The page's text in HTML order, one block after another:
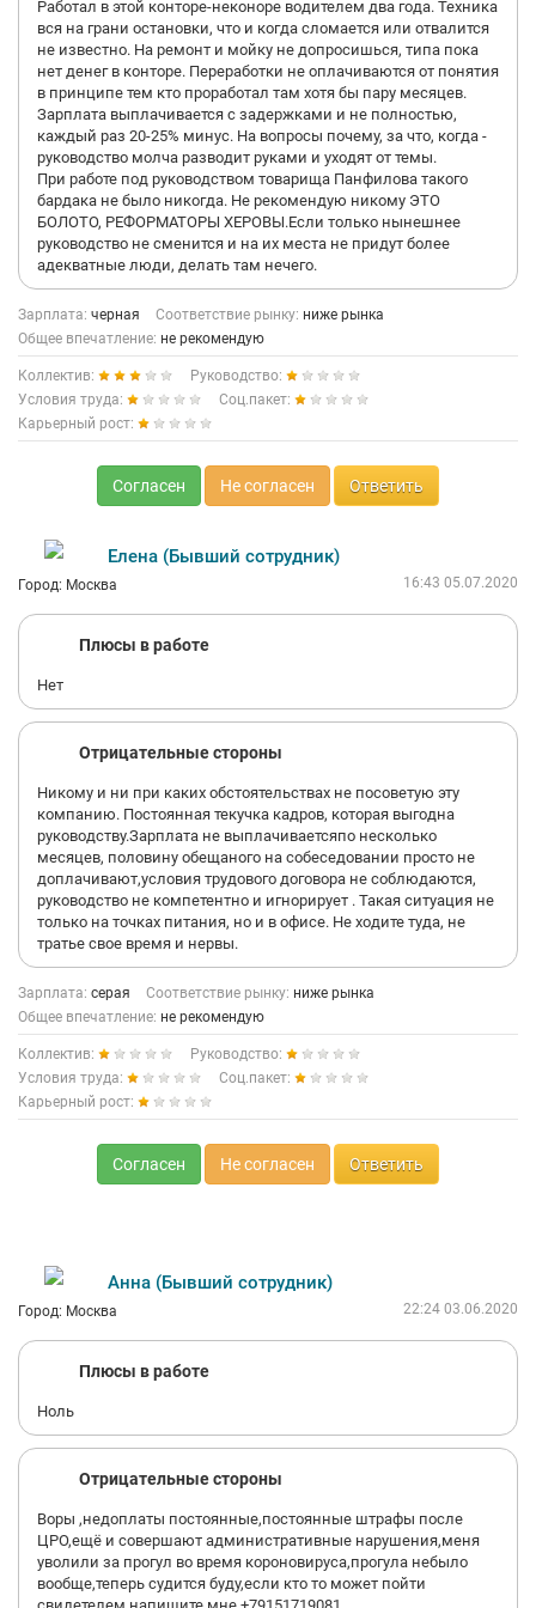
Работал в этой конторе-неконоре водителем два года. Техника
вся на грани остановки, что и когда сломается или отвалится
не известно. На ремонт и мойку не допросишься, типа пока
нет денег в конторе. Переработки не оплачиваются от понятия
в принципе тем кто проработал там хотя бы пару месяцев.
Зарплата выплачивается с задержками и не полностью,
каждый раз 20-25% минус. На вопросы почему, за что, когда -
руководство молча разводит руками и уходят от темы.
При работе под руководством товарища Панфилова такого
бардака не было никогда. Не рекомендую никому ЭТО
БОЛОТО, РЕФОРМАТОРЫ ХЕРОВЫ.Если только нынешнее
руководство не сменится и на их места не придут более
адекватные люди, делать там нечего.
Зарплата: черная Соответствие рынку: ниже рынка
Общее впечатление: не рекомендую
Коллектив:
Руководство:
Условия труда:
Соц.пакет:
Карьерный рост:
Согласен Не согласен Ответить
Елена (Бывший сотрудник)
Город: Москва 16:43 05.07.2020
Плюсы в работе
Нет
Отрицательные стороны
Никому и ни при каких обстоятельствах не посоветую эту
компанию. Постоянная текучка кадров, которая выгодна
руководству.Зарплата не выплачиваетсяпо несколько
месяцев, половину обещаного на собеседовании просто не
доплачивают,условия трудового договора не соблюдаются,
руководство не компетентно и игнорирует . Такая ситуация не
только на точках питания, но и в офисе. Не ходите туда, не
тратье свое время и нервы.
Зарплата: серая Соответствие рынку: ниже рынка
Общее впечатление: не рекомендую
Коллектив:
Руководство:
Условия труда:
Соц.пакет:
Карьерный рост:
Согласен Не согласен Ответить
Анна (Бывший сотрудник)
Город: Москва 22:24 03.06.2020
Плюсы в работе
Ноль
Отрицательные стороны
Воры ,недоплаты постоянные,постоянные штрафы после
ЦРО,ещё и совершают административные нарушения,меня
уволили за прогул во время короновируса,прогула небыло
вообще,теперь судится буду,если кто то может пойти